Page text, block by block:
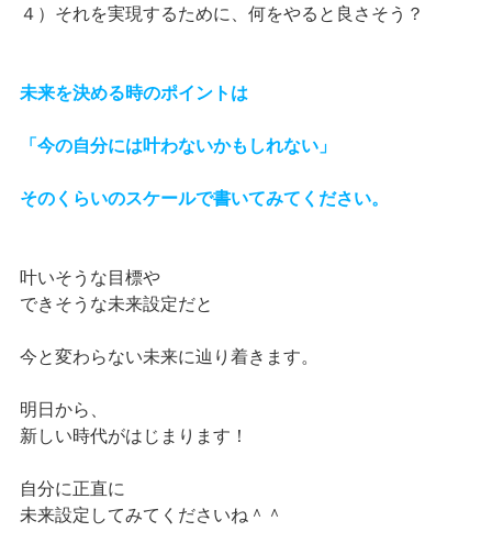
４）それを実現するために、何をやると良さそう？
未来を決める時のポイントは
「今の自分には叶わないかもしれない」
そのくらいのスケールで書いてみてください。
叶いそうな目標や
できそうな未来設定だと
今と変わらない未来に辿り着きます。
明日から、
新しい時代がはじまります！
自分に正直に
未来設定してみてくださいね＾＾